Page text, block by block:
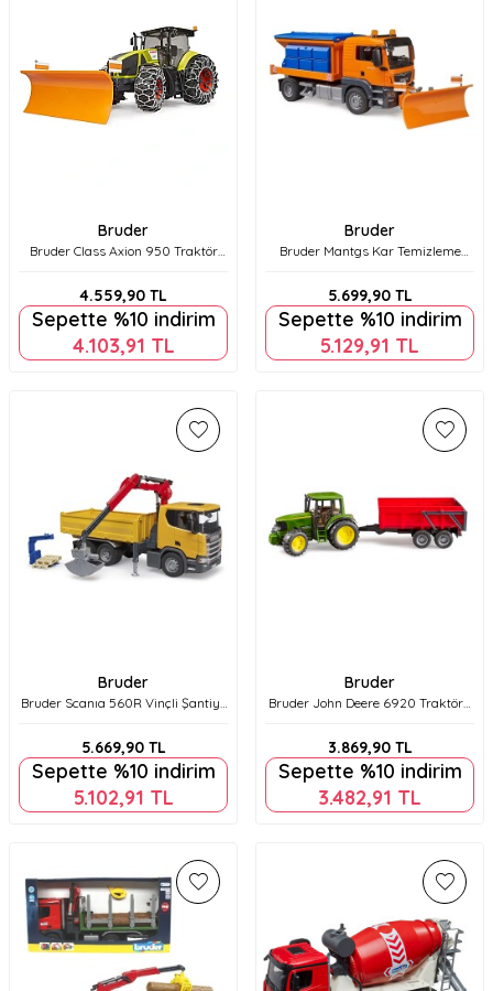
Bruder
Bruder Class Axion 950 Traktör
4.559,90 TL
Sepette %10 indirim
4.103,91 TL
Bruder
Bruder Mantgs Kar Temizleme
5.699,90TL
Sepette %10 indirim
5.129,91 TL
Bruder
Bruder Scanıa 560R Vinçli Şantiye
5.669,90TL
Sepette %10 indirim
5.102,91 TL
Bruder
Bruder John Deere 6920 Traktör+
3.869,90TL
Sepette %10 indirim
3.482,91 TL